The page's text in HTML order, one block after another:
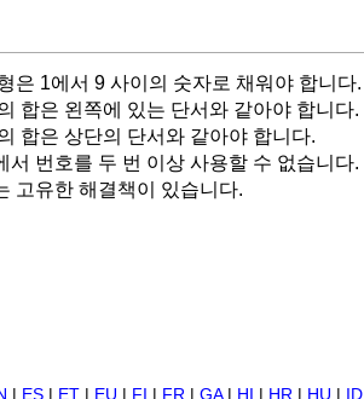
은 1에서 9 사이의 숫자로 채워야 합니다.
합은 왼쪽에 있는 단서와 같아야 합니다.
합은 상단의 단서와 같아야 합니다.
서 번호를 두 번 이상 사용할 수 없습니다.
고유한 해결책이 있습니다.
ES ET EU FI FR GA| HI HR HU ID